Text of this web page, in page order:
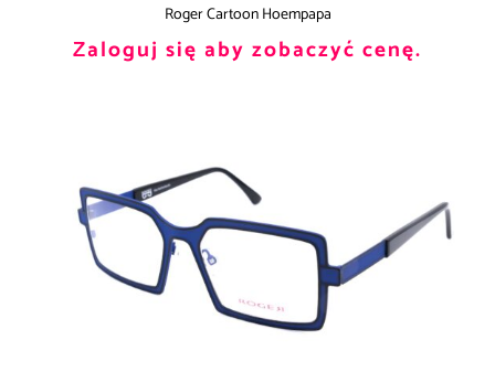
Roger Cartoon Hoempapa
Zaloguj się aby zobaczyć cenę.